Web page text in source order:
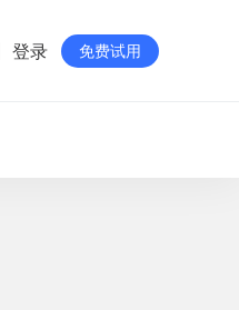
登录 免费试用